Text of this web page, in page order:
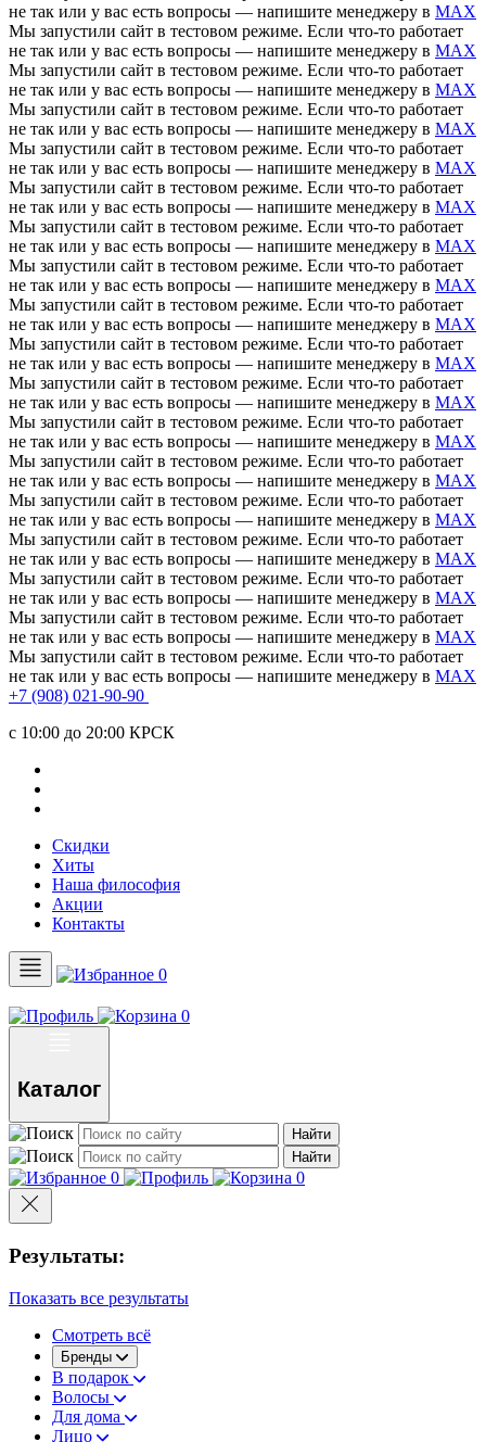
не так или у вас есть вопросы — напишите менеджеру в MAX
Мы запустили сайт в тестовом режиме. Если что-то работает
не так или у вас есть вопросы — напишите менеджеру в MAX
Мы запустили сайт в тестовом режиме. Если что-то работает
не так или у вас есть вопросы — напишите менеджеру в MAX
Мы запустили сайт в тестовом режиме. Если что-то работает
не так или у вас есть вопросы — напишите менеджеру в MAX
Мы запустили сайт в тестовом режиме. Если что-то работает
не так или у вас есть вопросы — напишите менеджеру в MAX
Мы запустили сайт в тестовом режиме. Если что-то работает
не так или у вас есть вопросы — напишите менеджеру в MAX
Мы запустили сайт в тестовом режиме. Если что-то работает
не так или у вас есть вопросы — напишите менеджеру в MAX
Мы запустили сайт в тестовом режиме. Если что-то работает
не так или у вас есть вопросы — напишите менеджеру в MAX
Мы запустили сайт в тестовом режиме. Если что-то работает
не так или у вас есть вопросы — напишите менеджеру в MAX
Мы запустили сайт в тестовом режиме. Если что-то работает
не так или у вас есть вопросы — напишите менеджеру в MAX
Мы запустили сайт в тестовом режиме. Если что-то работает
не так или у вас есть вопросы — напишите менеджеру в MAX
Мы запустили сайт в тестовом режиме. Если что-то работает
не так или у вас есть вопросы — напишите менеджеру в MAX
Мы запустили сайт в тестовом режиме. Если что-то работает
не так или у вас есть вопросы — напишите менеджеру в MAX
Мы запустили сайт в тестовом режиме. Если что-то работает
не так или у вас есть вопросы — напишите менеджеру в MAX
Мы запустили сайт в тестовом режиме. Если что-то работает
не так или у вас есть вопросы — напишите менеджеру в MAX
Мы запустили сайт в тестовом режиме. Если что-то работает
не так или у вас есть вопросы — напишите менеджеру в MAX
Мы запустили сайт в тестовом режиме. Если что-то работает
не так или у вас есть вопросы — напишите менеджеру в MAX
Мы запустили сайт в тестовом режиме. Если что-то работает
не так или у вас есть вопросы — напишите менеджеру в MAX
+7 (908) 021-90-90
c 10:00 до 20:00 КРСК
Скидки
Хиты
Наша философия
Акции
Контакты
0
0
Каталог
Найти
Найти
0 0
Результаты:
Показать все результаты
Смотреть всё
Бренды
В подарок
Волосы
Для дома
Лицо